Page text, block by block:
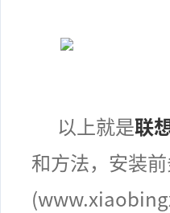
以上就是联
和方法，安装